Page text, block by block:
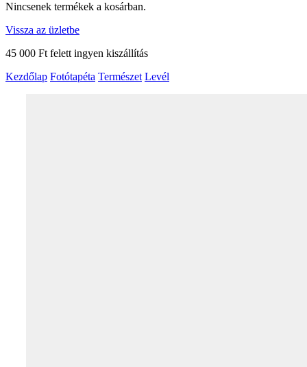
Nincsenek termékek a kosárban.
Vissza az üzletbe
45 000 Ft felett ingyen kiszállítás
Kezdőlap Fotótapéta Természet Levél